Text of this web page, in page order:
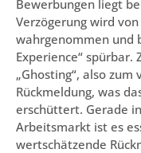
Bewerbungen liegt
Verzögerung wird
wahrgenommen und
Experience“ spürbar.
„Ghosting“, also
Rückmeldung, was
erschüttert. Gerade
Arbeitsmarkt ist es
wertschätzende